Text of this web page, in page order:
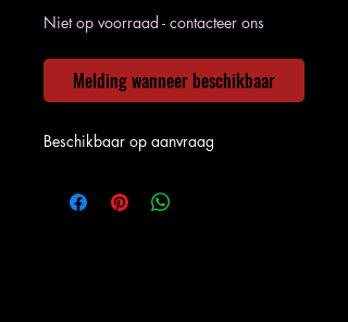
Niet op voorraad - contacteer ons
Melding wanneer beschikbaar
Beschikbaar op aanvraag